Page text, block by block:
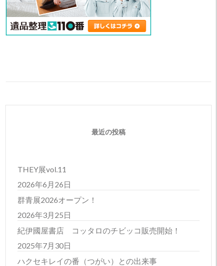
最近の投稿
THEY展vol.11
2026年6月26日
群青展2026オープン！
2026年3月25日
紀伊國屋書店 コッタロのチビッコ販売開始！
2025年7月30日
ハクセキレイの番（つがい）との出来事